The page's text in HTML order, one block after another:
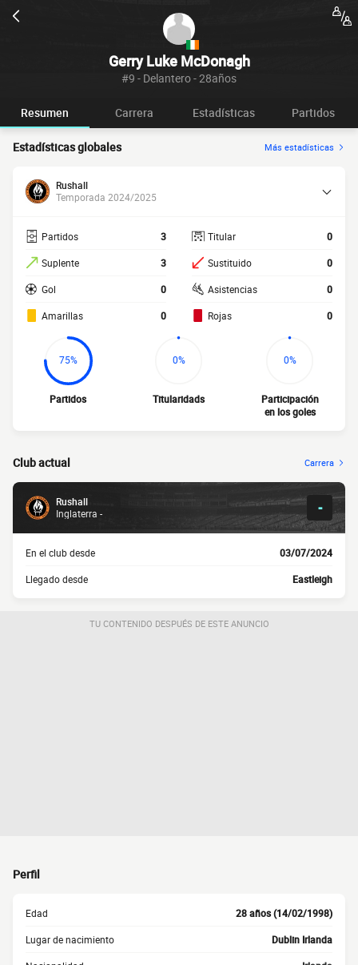
Gerry Luke McDonagh
#9 - Delantero - 28años
Resumen Carrera Estadísticas Partidos
Estadísticas globales Más estadísticas
Rushall
Temporada 2024/2025
Partidos 3
Suplente 3
Gol 0
Amarillas 0
Titular 0
Sustituido 0
Asistencias 0
Rojas 0
75%
Partidos
0%
Titularidads
0%
Participación
en los goles
Club actual Carrera
Rushall
Inglaterra -
-
En el club desde 03/07/2024
Llegado desde Eastleigh
TU CONTENIDO DESPUÉS DE ESTE ANUNCIO
Perfil
Edad 28 años (14/02/1998)
Lugar de nacimiento Dublin Irlanda